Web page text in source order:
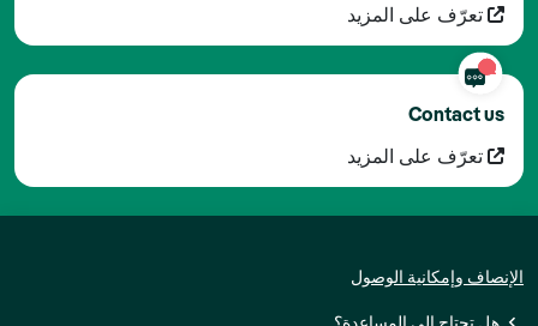
تعرّف على المزيد
Contact us
تعرّف على المزيد
الإنصاف وإمكانية الوصول